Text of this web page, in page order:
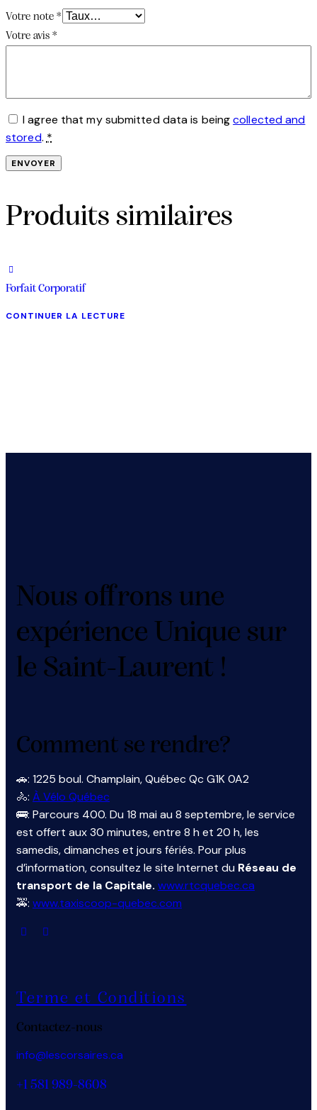
Votre note *
Votre avis *
I agree that my submitted data is beingcollected and
stored.*
Produits similaires
Forfait Corporatif
CONTINUER LA LECTURE
Nous offrons une
expérience Unique sur
le Saint-Laurent !
Comment se rendre?
🚗: 1225 boul. Champlain, Québec Qc G1K 0A2
🚴: À Vélo Québec
🚌: Parcours 400. Du 18 mai au 8 septembre, le service
est offert aux 30 minutes, entre 8 h et 20 h, les
samedis, dimanches et jours fériés. Pour plus
d’information, consultez le site Internet du Réseau de
transport de la Capitale. www.rtcquebec.ca
🚕: www.taxiscoop-quebec.com
Terme et Conditions
Contactez-nous
info@lescorsaires.ca
+1 581 989-8608